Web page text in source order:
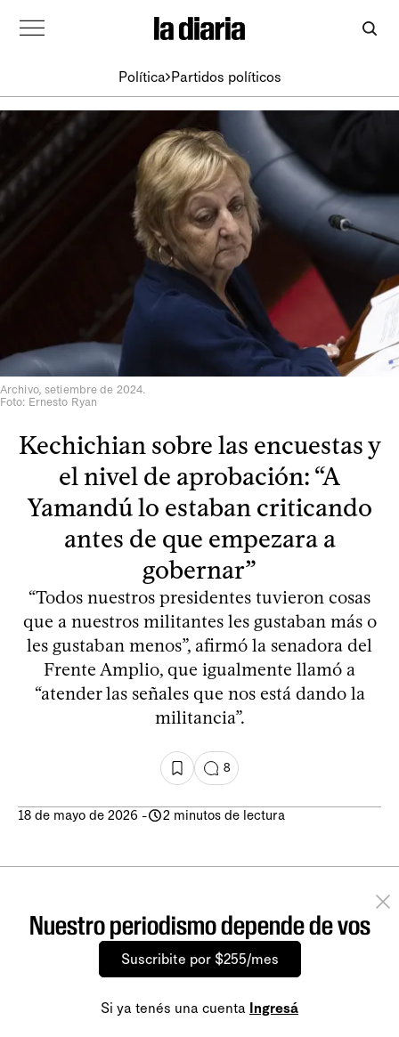
Política Partidos políticos
Archivo, setiembre de 2024.
Foto: Ernesto Ryan
Kechichian sobre las encuestas y
el nivel de aprobación: “A
Yamandú lo estaban criticando
antes de que empezara a
gobernar”
“Todos nuestros presidentes tuvieron cosas
que a nuestros militantes les gustaban más o
les gustaban menos”, afirmó la senadora del
Frente Amplio, que igualmente llamó a
“atender las señales que nos está dando la
militancia”.
8
18 de mayo de 2026 - 2 minutos de lectura
Nuestro periodismo depende de vos
Suscribite por $255/mes
Si ya tenés una cuenta Ingresá